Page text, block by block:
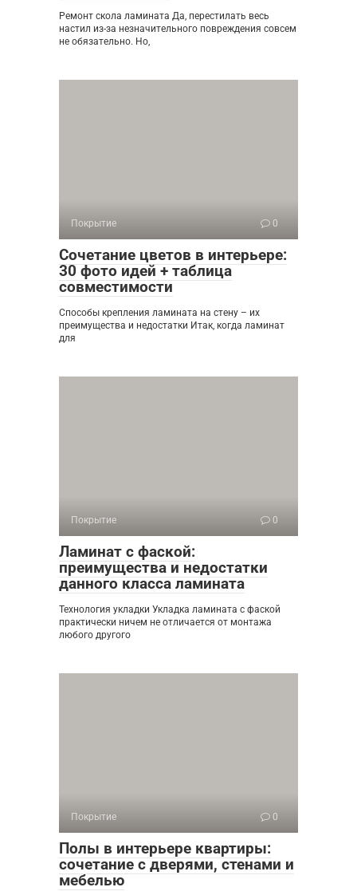
Ремонт скола ламината Да, перестилать весь
настил из-за незначительного повреждения совсем
не обязательно. Но,
Покрытие 0
Сочетание цветов в интерьере:
30 фото идей + таблица
совместимости
Способы крепления ламината на стену – их
преимущества и недостатки Итак, когда ламинат
для
Покрытие 0
Ламинат с фаской:
преимущества и недостатки
данного класса ламината
Технология укладки Укладка ламината с фаской
практически ничем не отличается от монтажа
любого другого
Покрытие 0
Полы в интерьере квартиры:
сочетание с дверями, стенами и
мебелью